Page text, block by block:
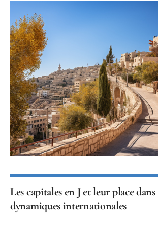
Les capitales en J et leur place dans
dynamiques internationales